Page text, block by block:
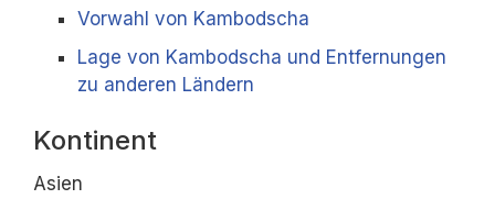
Vorwahl von Kambodscha
Lage von Kambodscha und Entfernungen
zu anderen Ländern
Kontinent
Asien